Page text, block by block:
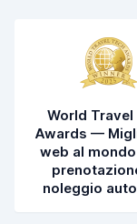
World Travel
Awards —
web al
noleggio